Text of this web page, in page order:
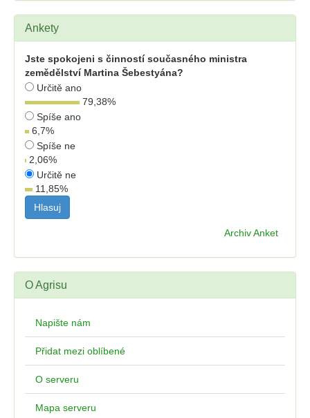
Ankety
Jste spokojeni s činností současného ministra
zemědělství Martina Šebestyána?
Určitě ano
79,38%
Spíše ano
6,7%
Spíše ne
2,06%
Určitě ne
11,85%
Archiv Anket
O Agrisu
Napište nám
Přidat mezi oblíbené
O serveru
Mapa serveru